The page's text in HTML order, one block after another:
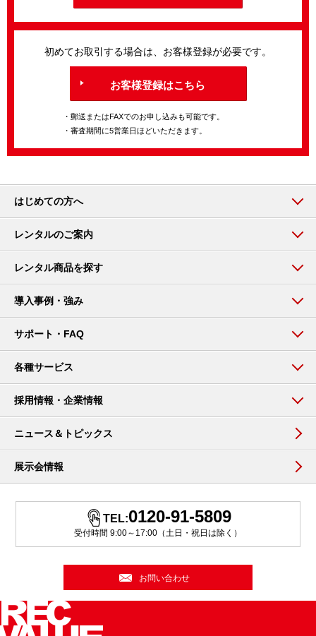
初めてお取引する場合は、お客様登録が必要です。
お客様登録はこちら
・郵送またはFAXでのお申し込みも可能です。
・審査期間に5営業日ほどいただきます。
はじめての方へ
レンタルのご案内
レンタル商品を探す
導入事例・強み
サポート・FAQ
各種サービス
採用情報・企業情報
ニュース＆トピックス
展示会情報
TEL:0120-91-5809
受付時間 9:00～17:00（土日・祝日は除く）
お問い合わせ